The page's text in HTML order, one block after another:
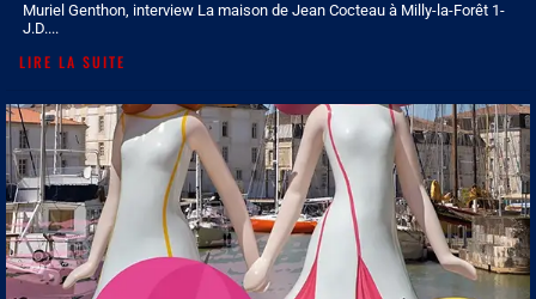
Muriel Genthon, interview La maison de Jean Cocteau à Milly-la-Forêt 1-
J.D....
LIRE LA SUITE